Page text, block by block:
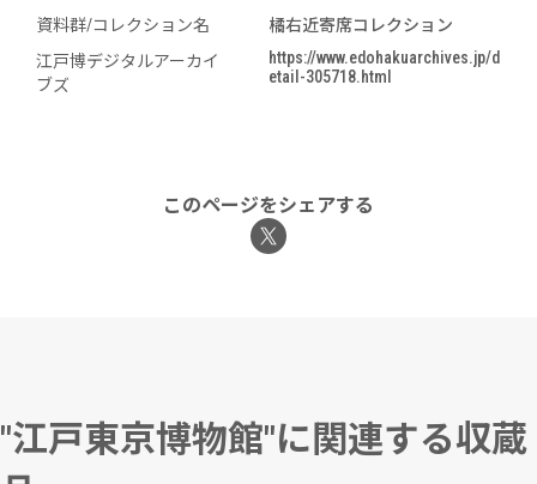
資料群/コレクション名
橘右近寄席コレクション
江戸博デジタルアーカイ
ブズ
https://www.edohakuarchives.jp/d
etail-305718.html
このページをシェアする
"江戸東京博物館"に関連する収蔵